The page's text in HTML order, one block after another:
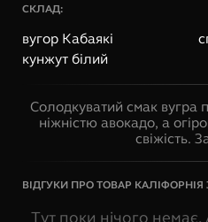
СКЛАД:
вугор Кабаякі
кунжут білий
Солодкуватий смак вугра
ніжністю авокадо, а
свіжість.
ВІДГУКИ ПРО ТОВАР КАЛІФОРНІЯ
Тут поки нічого